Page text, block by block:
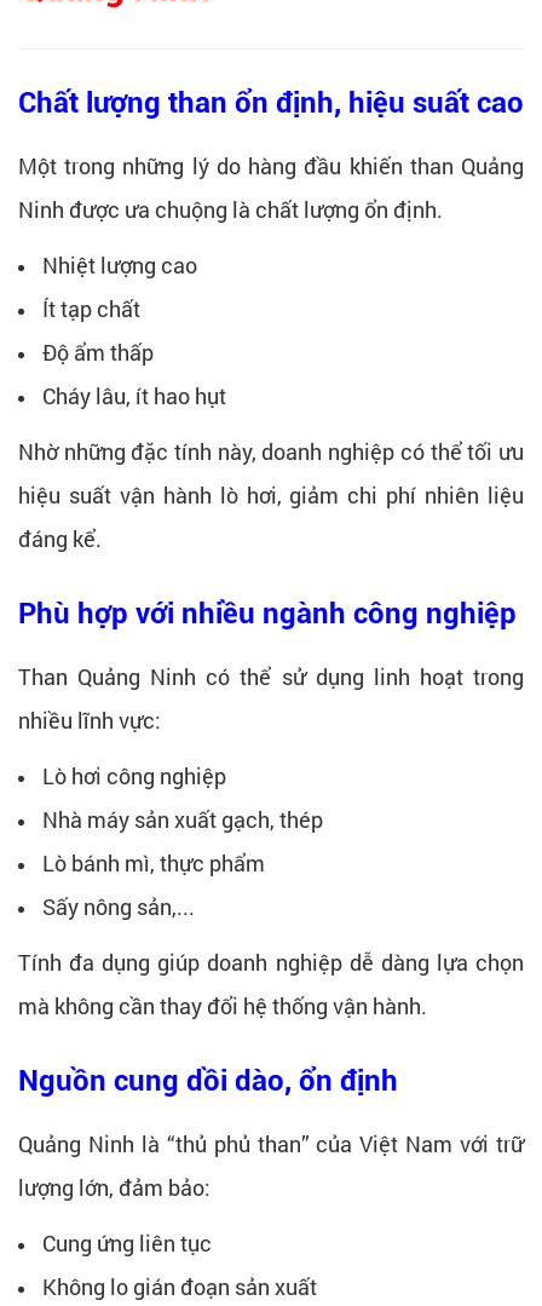
Chất lượng than ổn định, hiệu suất cao
Một trong những lý do hàng đầu khiến than Quảng
Ninh được ưa chuộng là chất lượng ổn định.
Nhiệt lượng cao
Ít tạp chất
Độ ẩm thấp
Cháy lâu, ít hao hụt
Nhờ những đặc tính này, doanh nghiệp có thể tối ưu
hiệu suất vận hành lò hơi, giảm chi phí nhiên liệu
đáng kể.
Phù hợp với nhiều ngành công nghiệp
Than Quảng Ninh có thể sử dụng linh hoạt trong
nhiều lĩnh vực:
Lò hơi công nghiệp
Nhà máy sản xuất gạch, thép
Lò bánh mì, thực phẩm
Sấy nông sản,...
Tính đa dụng giúp doanh nghiệp dễ dàng lựa chọn
mà không cần thay đổi hệ thống vận hành.
Nguồn cung dồi dào, ổn định
Quảng Ninh là “thủ phủ than” của Việt Nam với trữ
lượng lớn, đảm bảo:
Cung ứng liên tục
Không lo gián đoạn sản xuất